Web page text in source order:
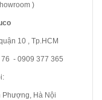
)
10 , Tp.HCM
- 0909 377 365
Phượng, Hà Nội